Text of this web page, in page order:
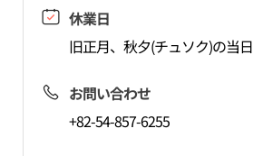
休業日
旧正月、秋夕(チュソク)の当日
お問い合わせ
+82-54-857-6255